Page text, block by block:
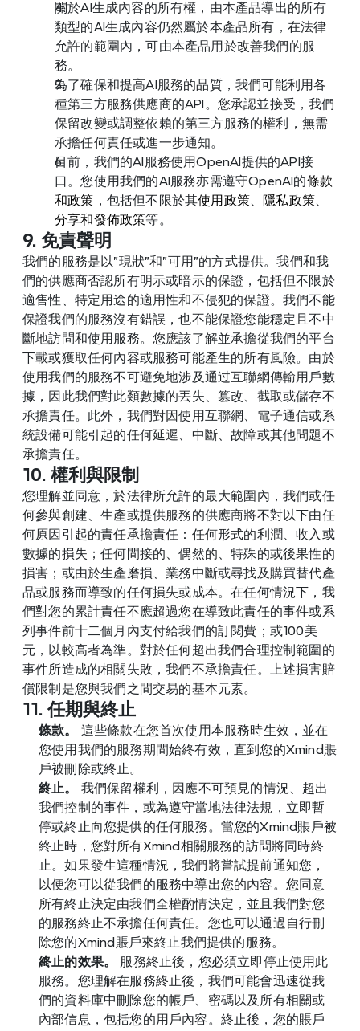
關於AI生成內容的所有權，由本產品導出的所有
類型的AI生成內容仍然屬於本產品所有，在法律
允許的範圍內，可由本產品用於改善我們的服
務。
為了確保和提高AI服務的品質，我們可能利用各
種第三方服務供應商的API。您承認並接受，我們
保留改變或調整依賴的第三方服務的權利，無需
承擔任何責任或進一步通知。
目前，我們的AI服務使用OpenAI提供的API接
口。您使用我們的AI服務亦需遵守OpenAI的條款
和政策 ，包括但不限於其使用政策 隱私政策
分享和發佈政策等。
9. 免責聲明
我們的服務是以"現狀"和"可用"的方式提供。我們和我
們的供應商否認所有明示或暗示的保證，包括但不限於
適售性、特定用途的適用性和不侵犯的保證。我們不能
保證我們的服務沒有錯誤，也不能保證您能穩定且不中
斷地訪問和使用服務。您應該了解並承擔從我們的平台
下載或獲取任何內容或服務可能產生的所有風險。由於
使用我們的服務不可避免地涉及通过互聯網傳輸用戶數
據，因此我們對此類數據的丟失、篡改、截取或儲存不
承擔責任。此外，我們對因使用互聯網、電子通信或系
統設備可能引起的任何延遲、中斷、故障或其他問題不
承擔責任。
10. 權利與限制
您理解並同意，於法律所允許的最大範圍內，我們或任
何參與創建、生產或提供服務的供應商將不對以下由任
何原因引起的責任承擔責任：任何形式的利潤、收入或
數據的損失；任何間接的、偶然的、特殊的或後果性的
損害；或由於生產磨損、業務中斷或尋找及購買替代產
品或服務而導致的任何損失或成本。在任何情況下，我
們對您的累計責任不應超過您在導致此責任的事件或系
列事件前十二個月內支付給我們的訂閱費；或100美
元，以較高者為準。對於任何超出我們合理控制範圍的
事件所造成的相關失敗，我們不承擔責任。上述損害賠
償限制是您與我們之間交易的基本元素。
11. 任期與終止
條款。
這些條款在您首次使用本服務時生效，並在
您使用我們的服務期間始終有效，直到您的Xmind賬
戶被刪除或終止。
終止。
我們保留權利，因應不可預見的情況、超出
我們控制的事件，或為遵守當地法律法規，立即暫
停或終止向您提供的任何服務。當您的Xmind賬戶被
終止時，您對所有Xmind相關服務的訪問將同時終
止。如果發生這種情況，我們將嘗試提前通知您，
以便您可以從我們的服務中導出您的內容。您同意
所有終止決定由我們全權酌情決定，並且我們對您
的服務終止不承擔任何責任。您也可以通過自行刪
除您的Xmind賬戶來終止我們提供的服務。
終止的效果。
服務終止後，您必須立即停止使用此
服務。您理解在服務終止後，我們可能會迅速從我
們的資料庫中刪除您的帳戶、密碼以及所有相關或
內部信息，包括您的用戶內容。終止後，您的賬戶